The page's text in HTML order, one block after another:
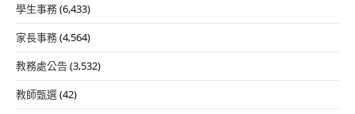
學生事務(6,433)
家長事務(4,564)
教務處公告(3,532)
教師甄選(42)